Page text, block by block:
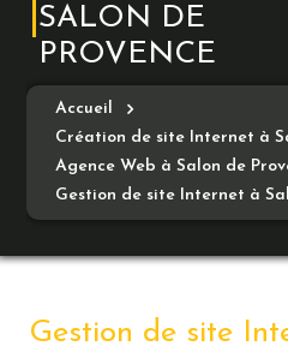
SALON DE
PROVENCE
Accueil
Création de site Internet à
Agence Web à Salon de
Gestion de site Internet à
Gestion de site